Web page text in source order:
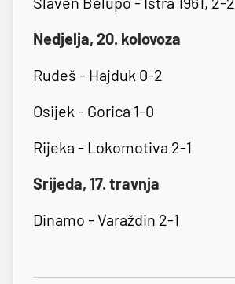
Nedjelja, 20. kolovoza
Rudeš - Hajduk 0-2
Osijek - Gorica 1-0
Rijeka - Lokomotiva 2-1
Srijeda, 17. travnja
Dinamo - Varaždin 2-1